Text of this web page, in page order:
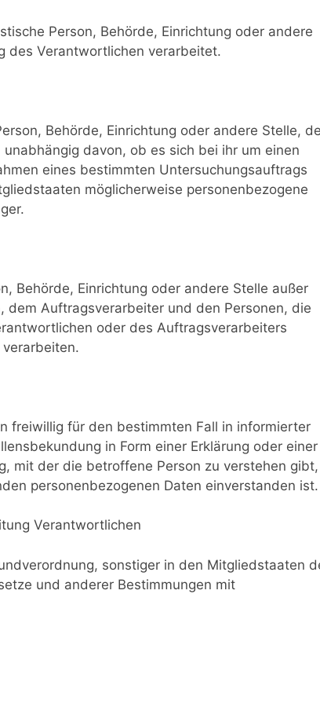
Person, Behörde, Einrichtung oder andere
des Verantwortlichen verarbeitet.
Behörde, Einrichtung oder andere Stelle,
davon, ob es sich bei ihr um einen
eines bestimmten Untersuchungsauftrags
möglicherweise personenbezogene
Behörde, Einrichtung oder andere Stelle außer
Auftragsverarbeiter und den Personen, die
oder des Auftragsverarbeiters
freiwillig für den bestimmten Fall in informierter
in Form einer Erklärung oder einer
mit der die betroffene Person zu verstehen gibt,
personenbezogenen Daten einverstanden ist.
Verantwortlichen
sonstiger in den Mitgliedstaaten
und anderer Bestimmungen mit